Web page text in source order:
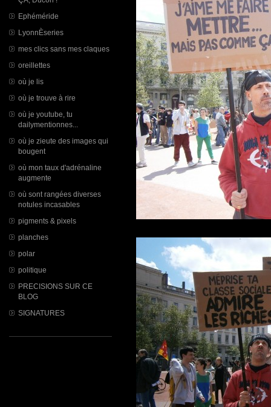
Ephéméride
LyonnÈseries
mes clics sans mes claques
oreillettes
où je lis
où je trouve à rire
où je youtube, tu
dailymentionnes...
où je zieute des images qui
bougent
où mon taux d'adrénaline
augmente
où sont rangées diverses
notules incasables
pigments & pixels
planches
polar
politique
PRECISIONS SUR CE
BLOG
SIGNATURES